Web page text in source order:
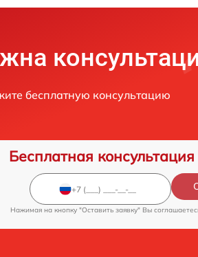
бесплатную консультацию
Бесплатная
Нажимая на кнопку "Оставить заявку" Вы